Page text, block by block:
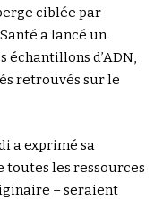
ciblée par
a lancé un
d’ADN,
retrouvés sur le
a exprimé sa
toutes les ressources
– seraient